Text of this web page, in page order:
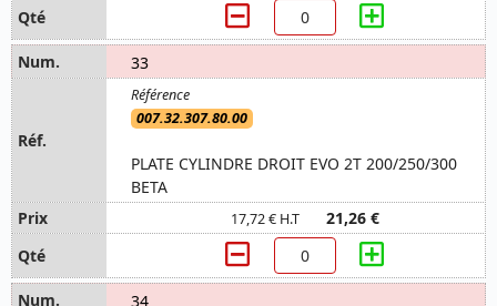
33
007.32.307.80.00
PLATE CYLINDRE DROIT EVO 2T 200/250/300
BETA
17,72 € H.T 21,26 €
34